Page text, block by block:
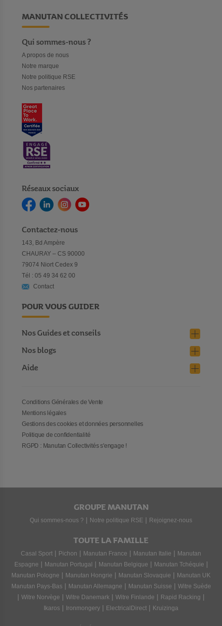
MANUTAN COLLECTIVITÉS
Qui sommes-nous ?
A propos de nous
Notre marque
Notre politique RSE
Nos partenaires
Réseaux sociaux
Contactez-nous
143, Bd Ampère
CHAURAY – CS 90000
79074 Niort Cedex 9
Tél : 05 49 34 62 00
Contact
POUR VOUS GUIDER
Nos Guides et conseils
Nos blogs
Aide
Conditions Générales de Vente
Mentions légales
Gestions des cookies et données personnelles
Politique de confidentialité
RGPD : Manutan Collectivités s'engage !
GROUPE MANUTAN
Qui sommes-nous ? | Notre politique RSE | Rejoignez-nous
TOUTE LA FAMILLE
Casal Sport | Pichon | Manutan France | Manutan Italie | Manutan
Espagne | Manutan Portugal | Manutan Belgique | Manutan Tchéquie |
Manutan Pologne | Manutan Hongrie | Manutan Slovaquie | Manutan UK
Manutan Pays-Bas | Manutan Allemagne | Manutan Suisse | Witre Suède
| Witre Norvège | Witre Danemark | Witre Finlande | Rapid Racking |
Ikaros | Ironmongery | ElectricalDirect | Kruizinga